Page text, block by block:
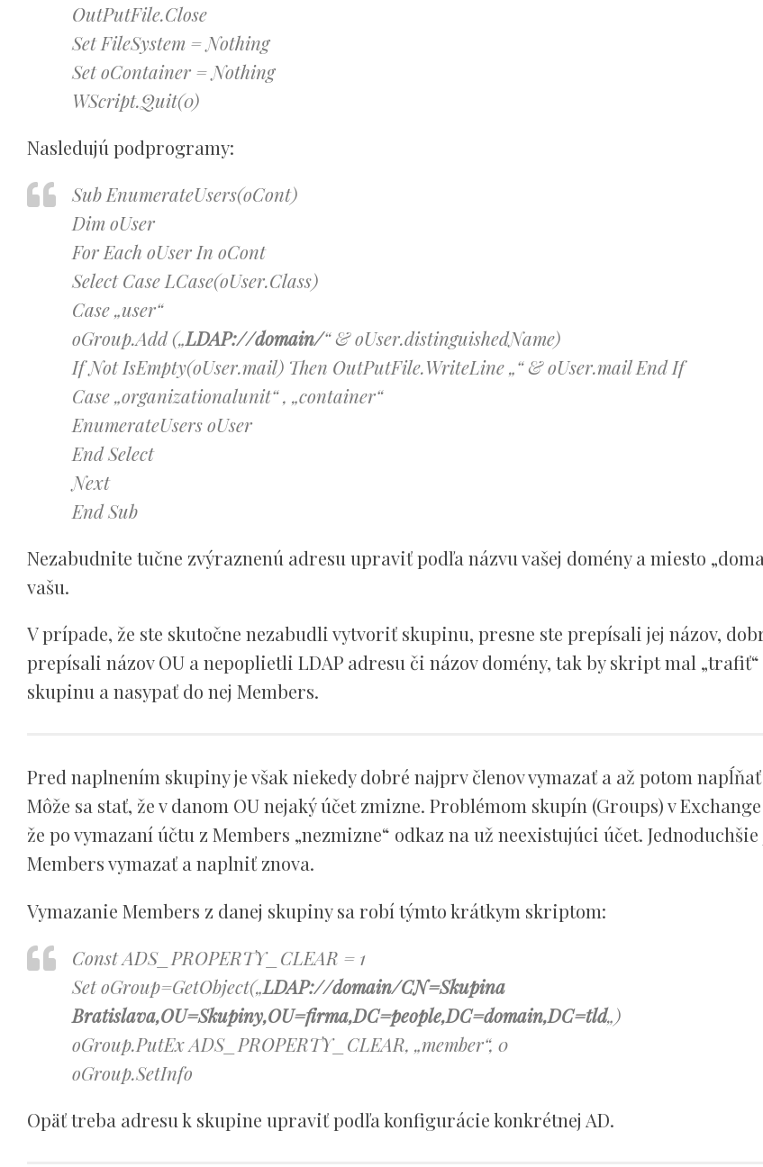
OutPutFile.Close
Set FileSystem = Nothing
Set oContainer = Nothing
WScript.Quit(0)
Nasledujú podprogramy:
Sub EnumerateUsers(oCont)
Dim oUser
For Each oUser In oCont
Select Case LCase(oUser.Class)
Case „user“
oGroup.Add („LDAP://domain/“ & oUser.distinguishedName)
If Not IsEmpty(oUser.mail) Then OutPutFile.WriteLine „“ & oUser.mail End If
Case „organizationalunit“ , „container“
EnumerateUsers oUser
End Select
Next
End Sub
Nezabudnite tučne zvýraznenú adresu upraviť podľa názvu vašej domény a miesto
vašu.
V prípade, že ste skutočne nezabudli vytvoriť skupinu, presne ste prepísali jej názov,
prepísali názov OU a nepoplietli LDAP adresu či názov domény, tak by skript mal
skupinu a nasypať do nej Members.
Pred naplnením skupiny je však niekedy dobré najprv členov vymazať a až potom
Môže sa stať, že v danom OU nejaký účet zmizne. Problémom skupín (Groups) v Exchange
že po vymazaní účtu z Members „nezmizne“ odkaz na už neexistujúci účet.
Members vymazať a naplniť znova.
Vymazanie Members z danej skupiny sa robí týmto krátkym skriptom:
Const ADS_PROPERTY_CLEAR = 1
Set oGroup=GetObject(„LDAP://domain/CN=Skupina
Bratislava,OU=Skupiny,OU=firma,DC=people,DC=domain,DC=tld„)
oGroup.PutEx ADS_PROPERTY_CLEAR, „member“, 0
oGroup.SetInfo
Opäť treba adresu k skupine upraviť podľa konfigurácie konkrétnej AD.